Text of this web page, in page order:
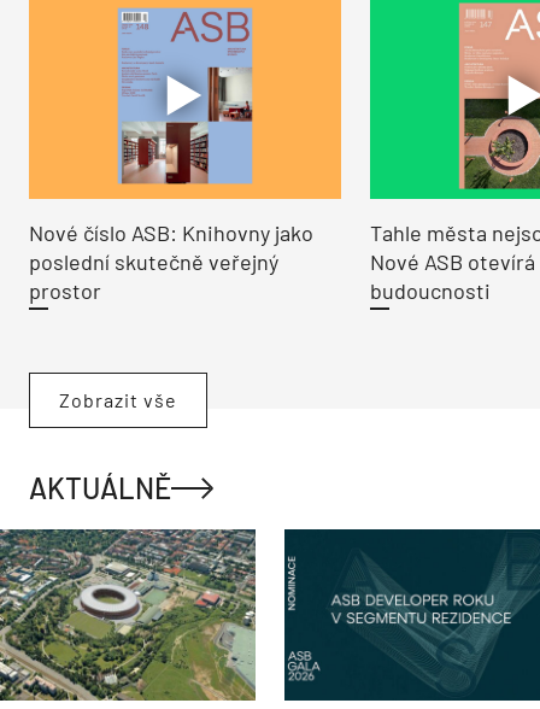
Nové číslo ASB: Knihovny jako
poslední skutečně veřejný
prostor
Tahle města
Nové ASB
budoucnosti
Zobrazit vše
AKTUÁLNĚ